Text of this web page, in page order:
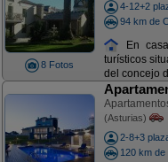
8 Fotos
4-12+2
94 km de
En
turísticos
del concejo
(Asturias)
2-8+3
120 km de